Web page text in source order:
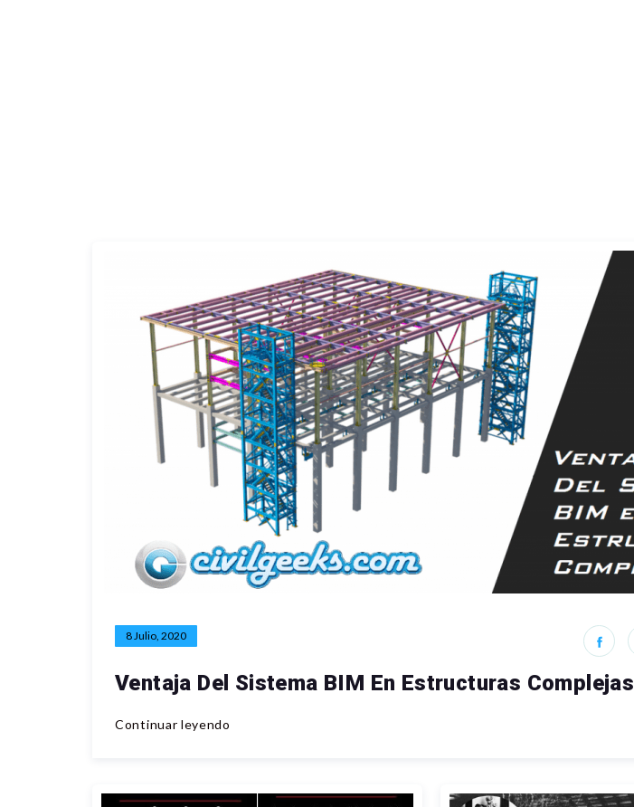
8 Julio, 2020
Ventaja Del Sistema BIM En Estructuras Complejas
Continuar leyendo